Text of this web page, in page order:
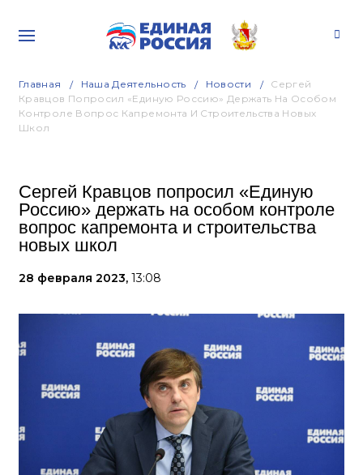
Главная Наша Деятельность Новости
Сергей
Кравцов Попросил «Единую Россию» Держать На Особом
Контроле Вопрос Капремонта И Строительства Новых
Школ
Сергей Кравцов попросил «Единую
Россию» держать на особом контроле
вопрос капремонта и строительства
новых школ
28 февраля 2023, 13:08